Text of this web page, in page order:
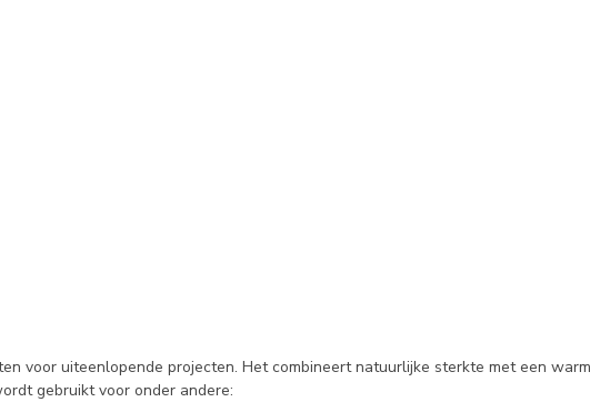
voor uiteenlopende projecten. Het combineert natuurlijke sterkte met een
gebruikt voor onder andere: